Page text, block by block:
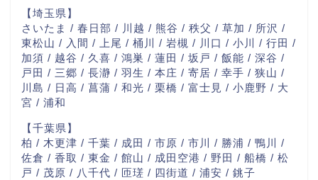
【埼玉県】
さいたま / 春日部 / 川越 / 熊谷 / 秩父 / 草加 / 所沢 /
東松山 / 入間 / 上尾 / 桶川 / 岩槻 / 川口 / 小川 / 行田 /
加須 / 越谷 / 久喜 / 鴻巣 / 蓮田 / 坂戸 / 飯能 / 深谷 /
戸田 / 三郷 / 長瀞 / 羽生 / 本庄 / 寄居 / 幸手 / 狭山 /
川島 / 日高 / 菖蒲 / 和光 / 栗橋 / 富士見 / 小鹿野 / 大
宮 / 浦和
【千葉県】
柏 / 木更津 / 千葉 / 成田 / 市原 / 市川 / 勝浦 / 鴨川 /
佐倉 / 香取 / 東金 / 館山 / 成田空港 / 野田 / 船橋 / 松
戸 / 茂原 / 八千代 / 匝瑳 / 四街道 / 浦安 / 銚子